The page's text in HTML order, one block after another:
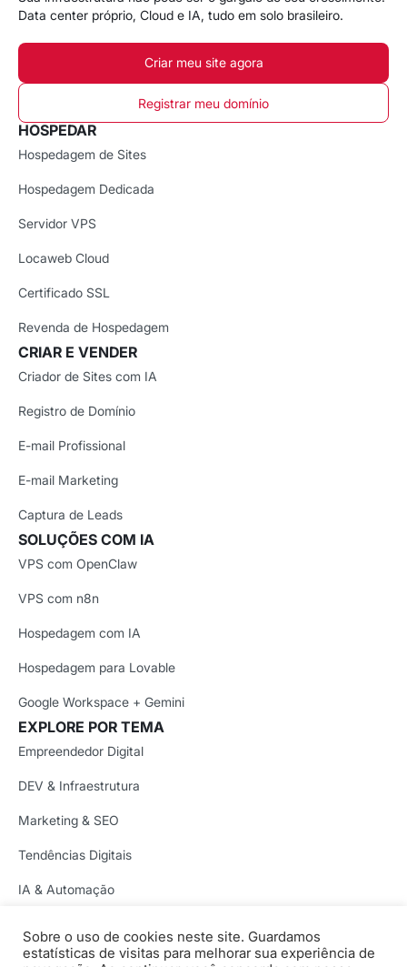
Data center próprio, Cloud e IA, tudo em solo brasileiro.
Criar meu site agora
Registrar meu domínio
HOSPEDAR
Hospedagem de Sites
Hospedagem Dedicada
Servidor VPS
Locaweb Cloud
Certificado SSL
Revenda de Hospedagem
CRIAR E VENDER
Criador de Sites com IA
Registro de Domínio
E-mail Profissional
E-mail Marketing
Captura de Leads
SOLUÇÕES COM IA
VPS com OpenClaw
VPS com n8n
Hospedagem com IA
Hospedagem para Lovable
Google Workspace + Gemini
EXPLORE POR TEMA
Empreendedor Digital
DEV & Infraestrutura
Marketing & SEO
Tendências Digitais
IA & Automação
Copyright © 1997-2026 Locaweb Serviços de Internet S/A.
Locaweb Serviços de Internet S/A • CNPJ/MF 02.351.877/0001-52.
Sobre o uso de cookies neste site. Guardamos
estatísticas de visitas para melhorar sua experiência de